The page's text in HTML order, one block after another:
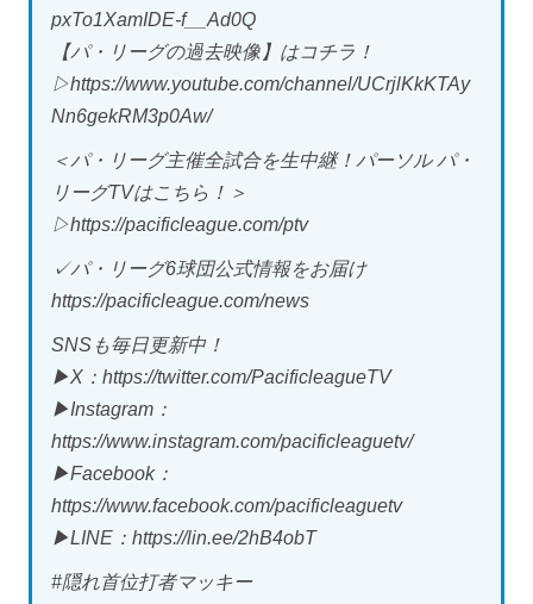
pxTo1XamIDE-f__Ad0Q
【パ・リーグの過去映像】はコチラ！
▷https://www.youtube.com/channel/UCrjlKkKTAy
Nn6gekRM3p0Aw/
＜パ・リーグ主催全試合を生中継！パーソル パ・
リーグTVはこちら！＞
▷https://pacificleague.com/ptv
✓パ・リーグ6球団公式情報をお届け
https://pacificleague.com/news
SNSも毎日更新中！
▶X：https://twitter.com/PacificleagueTV
▶Instagram：
https://www.instagram.com/pacificleaguetv/
▶Facebook：
https://www.facebook.com/pacificleaguetv
▶LINE：https://lin.ee/2hB4obT
#隠れ首位打者マッキー